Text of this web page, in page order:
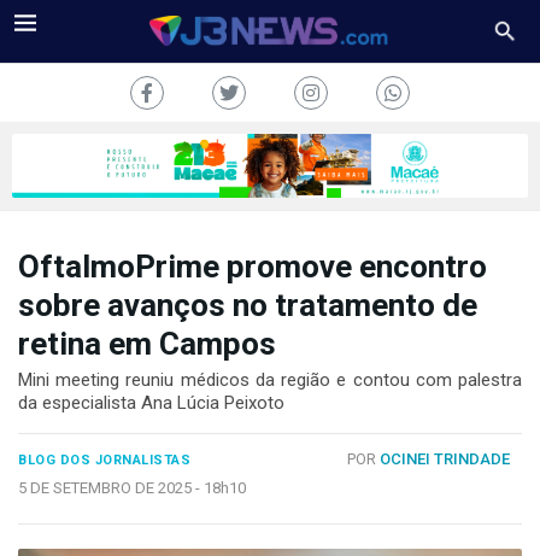
TV
COLUNAS
FALE
CONOSCO
Copyright
2024
OftalmoPrime promove encontro
sobre avanços no tratamento de
retina em Campos
Mini meeting reuniu médicos da região e contou com palestra
da especialista Ana Lúcia Peixoto
BLOG DOS JORNALISTAS POR OCINEI TRINDADE
5 DE SETEMBRO DE 2025 - 18h10